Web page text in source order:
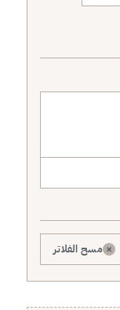
× مسح الفلاتر